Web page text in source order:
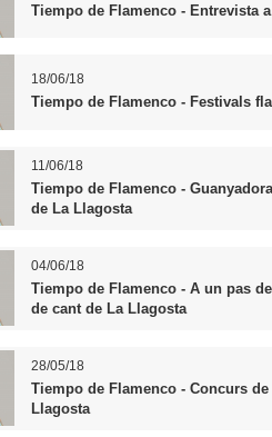
Tiempo de Flamenco - Entrevista
18/06/18
Tiempo de Flamenco - Festivals
11/06/18
Tiempo de Flamenco -
de La Llagosta
04/06/18
Tiempo de Flamenco - A un pas
de cant de La Llagosta
28/05/18
Tiempo de Flamenco - Concurs
Llagosta